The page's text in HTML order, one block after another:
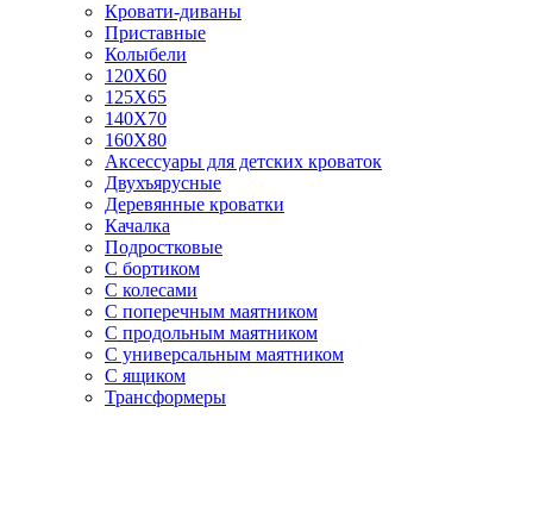
Кровати-диваны
Приставные
Колыбели
120Х60
125X65
140Х70
160Х80
Аксессуары для детских кроваток
Двухъярусные
Деревянные кроватки
Качалка
Подростковые
С бортиком
С колесами
С поперечным маятником
С продольным маятником
С универсальным маятником
С ящиком
Трансформеры